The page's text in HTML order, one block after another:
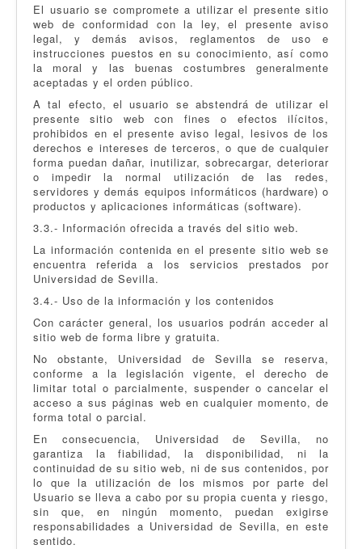
El usuario se compromete a utilizar el presente sitio
web de conformidad con la ley, el presente aviso
legal, y demás avisos, reglamentos de uso e
instrucciones puestos en su conocimiento, así como
la moral y las buenas costumbres generalmente
aceptadas y el orden público.
A tal efecto, el usuario se abstendrá de utilizar el
presente sitio web con fines o efectos ilícitos,
prohibidos en el presente aviso legal, lesivos de los
derechos e intereses de terceros, o que de cualquier
forma puedan dañar, inutilizar, sobrecargar, deteriorar
o impedir la normal utilización de las redes,
servidores y demás equipos informáticos (hardware) o
productos y aplicaciones informáticas (software).
3.3.- Información ofrecida a través del sitio web.
La información contenida en el presente sitio web se
encuentra referida a los servicios prestados por
Universidad de Sevilla.
3.4.- Uso de la información y los contenidos
Con carácter general, los usuarios podrán acceder al
sitio web de forma libre y gratuita.
No obstante, Universidad de Sevilla se reserva,
conforme a la legislación vigente, el derecho de
limitar total o parcialmente, suspender o cancelar el
acceso a sus páginas web en cualquier momento, de
forma total o parcial.
En consecuencia, Universidad de Sevilla, no
garantiza la fiabilidad, la disponibilidad, ni la
continuidad de su sitio web, ni de sus contenidos, por
lo que la utilización de los mismos por parte del
Usuario se lleva a cabo por su propia cuenta y riesgo,
sin que, en ningún momento, puedan exigirse
responsabilidades a Universidad de Sevilla, en este
sentido.